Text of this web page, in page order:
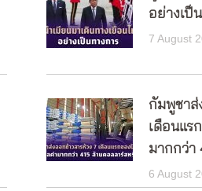
อย่างเป็
7 August
กัมพูชาส่
เดือนแร
มากกว่า
6 August